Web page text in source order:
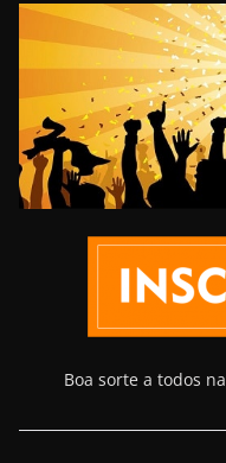
Boa sorte a todos na